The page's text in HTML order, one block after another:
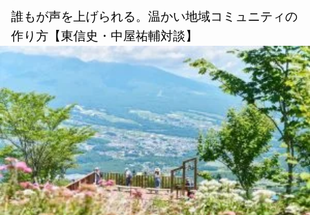
誰もが声を上げられる。温かい地域コミュニティの
作り方【東信史・中屋祐輔対談】